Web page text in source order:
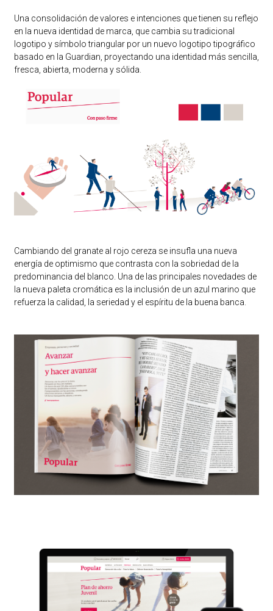
Una consolidación de valores e intenciones que tienen su reflejo
en la nueva identidad de marca, que cambia su tradicional
logotipo y símbolo triangular por un nuevo logotipo tipográfico
basado en la Guardian, proyectando una identidad más sencilla,
fresca, abierta, moderna y sólida.
Cambiando del granate al rojo cereza se insufla una nueva
energía de optimismo que contrasta con la sobriedad de la
predominancia del blanco. Una de las principales novedades de
la nueva paleta cromática es la inclusión de un azul marino que
refuerza la calidad, la seriedad y el espíritu de la buena banca.